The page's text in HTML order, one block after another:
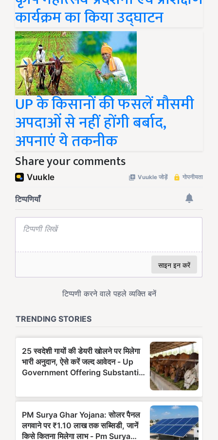
कार्यक्रम का किया उद्घाटन
UP के किसानों की फसलें मौसमी
अपदाओं से नहीं होंगी बर्बाद,
अपनाएं ये तकनीक
Share your comments